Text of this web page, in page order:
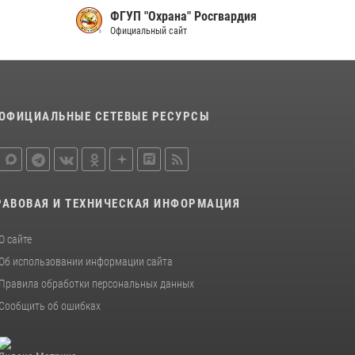
В Красноярском крае завершился военно-
краю.
ФГУП "Охрана" Росгвардия
Официальный сайт
СЕТЕВЫЕ РЕСУРСЫ
И ТЕХНИЧЕСКАЯ ИНФОРМАЦИЯ
О сайте
Об использовании информации сайта
Правила обработки персональных данных
Сообщить об ошибках